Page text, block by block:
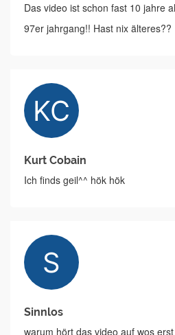
Das video ist schon fast 10 jahre
97er jahrgang!! Hast nix älteres??
Kurt Cobain
Ich finds geil^^ hök hök
Sinnlos
warum hört das video auf wos